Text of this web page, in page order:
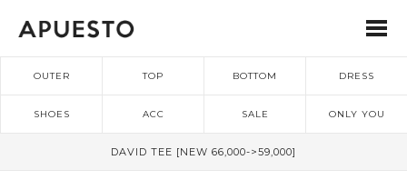
OUTER TOP BOTTOM DRESS
SHOES ACC SALE ONLY YOU
DAVID TEE [NEW 66,000->59,000]